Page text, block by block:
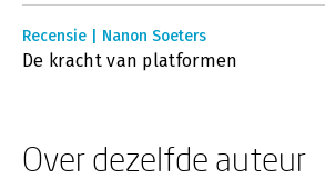
Recensie | Nanon Soeters
De kracht van platformen
Over dezelfde auteur